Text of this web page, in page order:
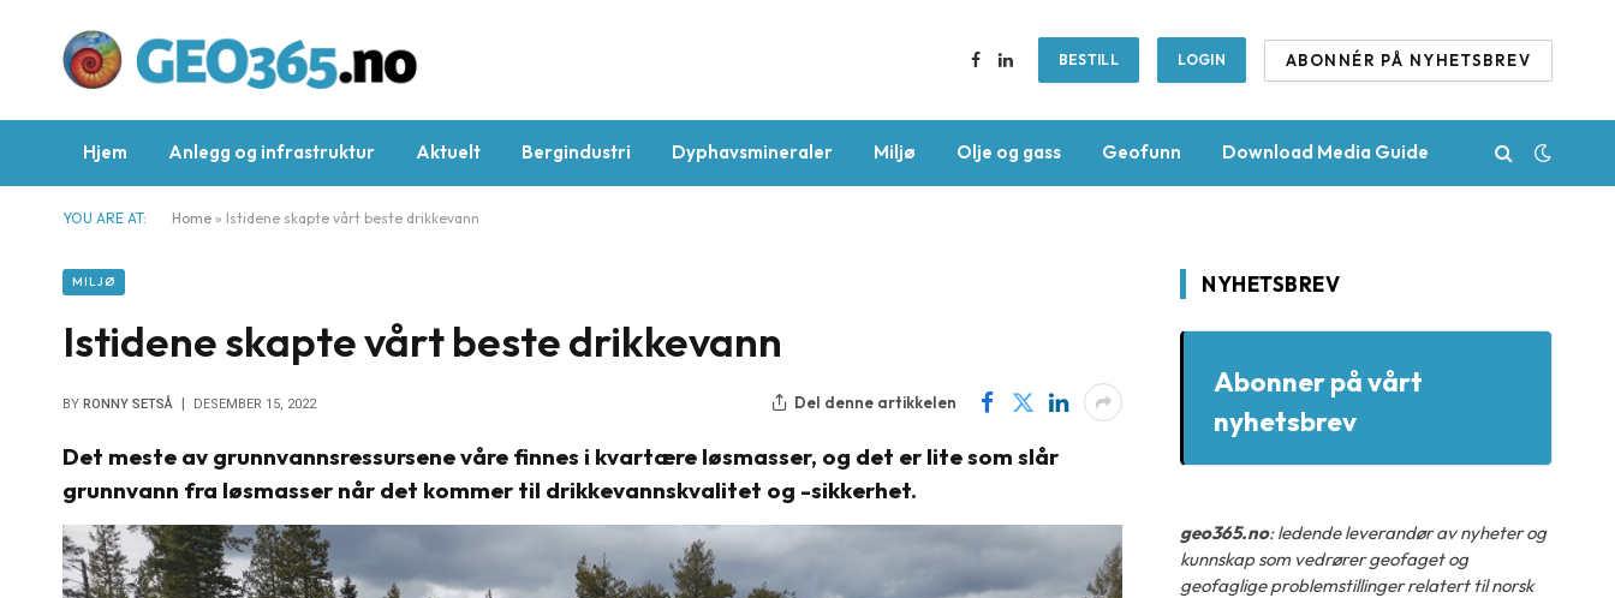
Facebook
LinkedInBESTILL LOGIN ABONNÉR PÅ NYHETSBREV
Hjem Anlegg og infrastruktur Aktuelt Bergindustri Dyphavsmineraler Miljø Olje og gass Geofunn Download Media Guide
YOU ARE AT: Home » Istidene skapte vårt beste drikkevann
MILJØ
Istidene skapte vårt beste drikkevann
BY RONNY SETSÅ DESEMBER 15, 2022 Del denne artikkelen
Det meste av grunnvannsressursene våre finnes i kvartære løsmasser, og det er lite som slår
grunnvann fra løsmasser når det kommer til drikkevannskvalitet og -sikkerhet.
NYHETSBREV
Abonner på vårt
nyhetsbrev
geo365.no: ledende leverandør av nyheter og
kunnskap som vedrører geofaget og
geofaglige problemstillinger relatert til norsk